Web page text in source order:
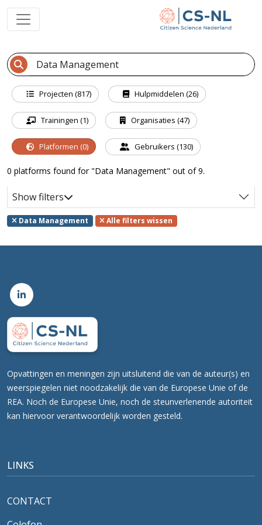
Projecten (817) Hulpmiddelen (26)
Trainingen (1) Organisaties (47)
Platformen (0) Gebruikers (130)
0 platforms found for "Data Management" out of 9.
Show filters
Data Management Alle filters wissen
Opvattingen en meningen zijn uitsluitend die van de auteur(s) en
weerspiegelen niet noodzakelijk die van de Europese Unie of de
REA. Noch de Europese Unie, noch de steunverlenende autoriteit
kan hiervoor verantwoordelijk worden gesteld.
LINKS
CONTACT